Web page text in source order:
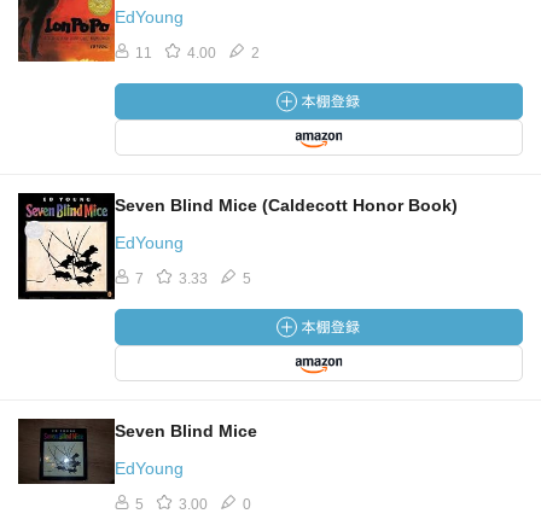
EdYoung
11 4.00 2
Seven Blind Mice (Caldecott Honor Book)
EdYoung
7 3.33 5
Seven Blind Mice
EdYoung
5 3.00 0